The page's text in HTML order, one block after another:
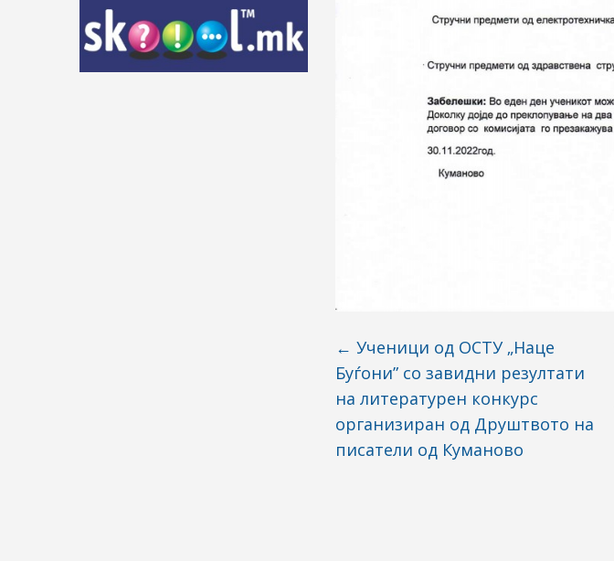
← Ученици од ОСТУ „Наце
Буѓони” со завидни резултати
на литературен конкурс
организиран од Друштвото на
писатели од Куманово